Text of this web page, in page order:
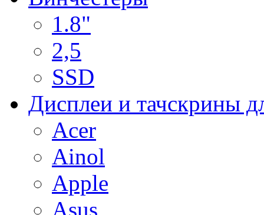
1.8"
2,5
SSD
Дисплеи и тачскрины
Acer
Ainol
Apple
Asus